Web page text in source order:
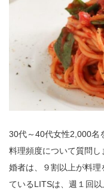
30代～40代女性2,000名
料理頻度について質問
婚者は、９割以上が料
ているLITSは、週１回